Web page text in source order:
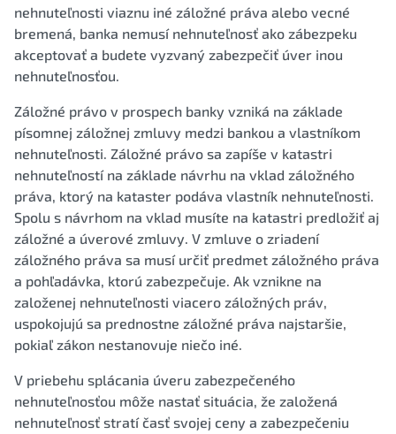
nehnuteľnosti viaznu iné záložné práva alebo vecné
bremená, banka nemusí nehnuteľnosť ako zábezpeku
akceptovať a budete vyzvaný zabezpečiť úver inou
nehnuteľnosťou.
Záložné právo v prospech banky vzniká na základe
písomnej záložnej zmluvy medzi bankou a vlastníkom
nehnuteľnosti. Záložné právo sa zapíše v katastri
nehnuteľností na základe návrhu na vklad záložného
práva, ktorý na kataster podáva vlastník nehnuteľnosti.
Spolu s návrhom na vklad musíte na katastri predložiť aj
záložné a úverové zmluvy. V zmluve o zriadení
záložného práva sa musí určiť predmet záložného práva
a pohľadávka, ktorú zabezpečuje. Ak vznikne na
založenej nehnuteľnosti viacero záložných práv,
uspokojujú sa prednostne záložné práva najstaršie,
pokiaľ zákon nestanovuje niečo iné.
V priebehu splácania úveru zabezpečeného
nehnuteľnosťou môže nastať situácia, že založená
nehnuteľnosť stratí časť svojej ceny a zabezpečeniu